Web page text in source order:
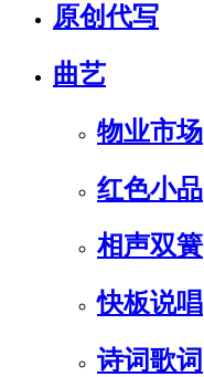
原创代写
曲艺
物业市场
红色小品
相声双簧
快板说唱
诗词歌词